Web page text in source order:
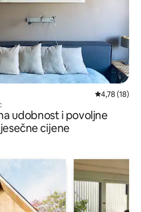
Prosječna
4,78 (18)
udobnost i povoljne
cijene